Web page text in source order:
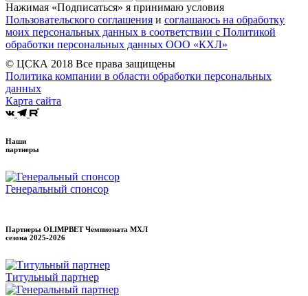
Нажимая «Подписаться» я принимаю условия
Пользовательского соглашения и соглашаюсь на обработку
моих персональных данных в соответствии с Политикой
обработки персональных данных ООО «КХЛ»
© ЦСКА 2018 Все права защищены
Политика компании в области обработки персональных
данных
Карта сайта
Наши
партнеры
Генеральный спонсор
Партнеры OLIMPBET Чемпионата МХЛ
сезона 2025-2026
Титульный партнер